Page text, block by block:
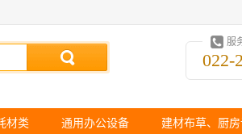
服
022-
材类 通用办公设备 建材布草、厨